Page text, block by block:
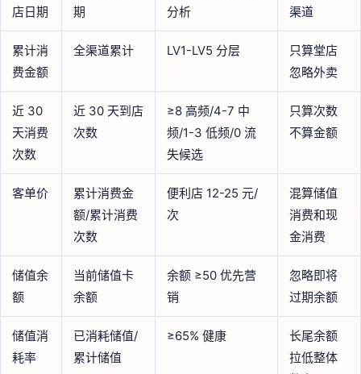
店日期
期
分析
渠道
累计消
费金额
全渠道累计 LV1-LV5 分层
只算堂店
忽略外卖
近 30
天消费
次数
近 30 天到店
次数
≥8 高频/4-7 中
频/1-3 低频/0 流
失候选
只算次数
不算金额
客单价
累计消费金
额/累计消费
次数
便利店 12-25 元/
次
混算储值
消费和现
金消费
储值余
额
当前储值卡
余额
余额 ≥50 优先营
销
忽略即将
过期余额
储值消
耗率
已消耗储值/
累计储值
≥65% 健康
长尾余额
拉低整体